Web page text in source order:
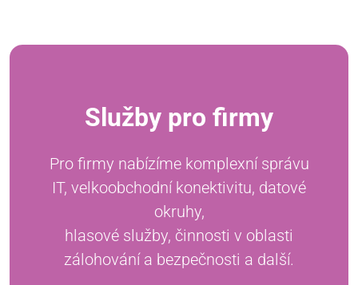
Služby pro firmy
Pro firmy nabízíme komplexní správu
IT, velkoobchodní konektivitu, datové
okruhy,
hlasové služby, činnosti v oblasti
zálohování a bezpečnosti a další.